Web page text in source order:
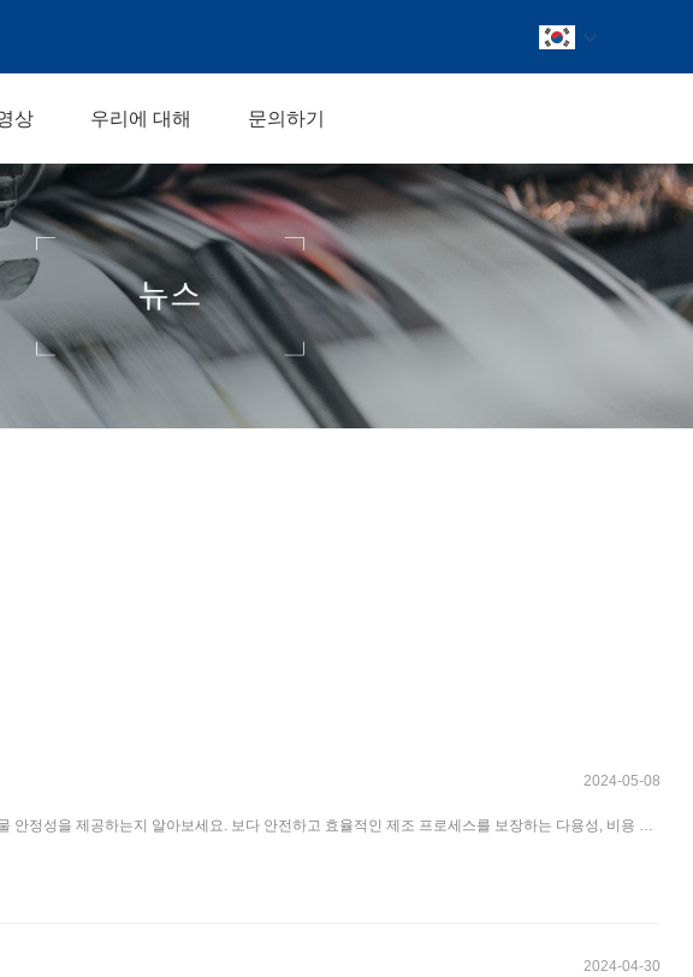
상 우리에 대해 문의하기
2024-05-08
정성을 제공하는지 알아보세요. 보다 안전하고 효율적인 제조 프로세스를 보장하는 다용성, 비용 효
2024-04-30